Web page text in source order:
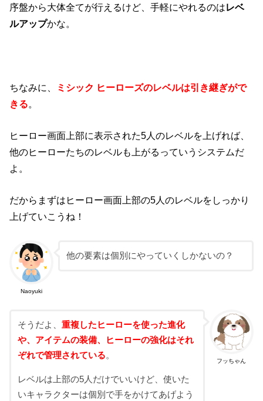
序盤から大体全てが行えるけど、手軽にやれるのはレベ
ルアップかな。
ちなみに、
ミシック ヒーローズのレベルは引き継ぎがで
きる。
ヒーロー画面上部に表示された5人のレベルを上げれば、
他のヒーローたちのレベルも上がるっていうシステムだ
よ。
だからまずはヒーロー画面上部の5人のレベルをしっかり
上げていこうね！
Naoyuki
他の要素は個別にやっていくしかないの？
フッちゃん
そうだよ、 重複したヒーローを使った進化
や、アイテムの装備、ヒーローの強化はそれ
ぞれで管理されている。
レベルは上部の5人だけでいいけど、使いた
いキャラクターは個別で手をかけてあげよう